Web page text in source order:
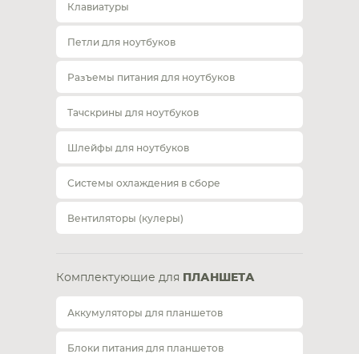
Клавиатуры
Петли для ноутбуков
Разъемы питания для ноутбуков
Тачскрины для ноутбуков
Шлейфы для ноутбуков
Системы охлаждения в сборе
Вентиляторы (кулеры)
Комплектующие для ПЛАНШЕТА
Аккумуляторы для планшетов
Блоки питания для планшетов